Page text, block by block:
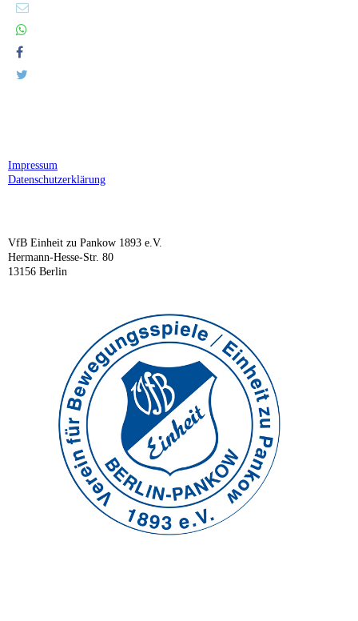
Impressum
Datenschutzerklärung
VfB Einheit zu Pankow 1893 e.V.
Hermann-Hesse-Str. 80
13156 Berlin